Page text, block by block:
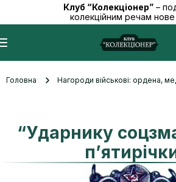
Клуб “Колекціонер” –
колекційним речам
Головна Нагороди військові: ордена,
“Ударнику